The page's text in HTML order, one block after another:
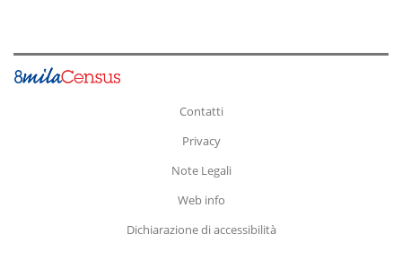
Contatti
Privacy
Note Legali
Web info
Dichiarazione di accessibilità